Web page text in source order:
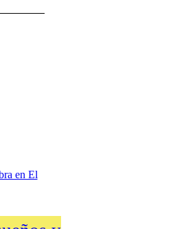
en El